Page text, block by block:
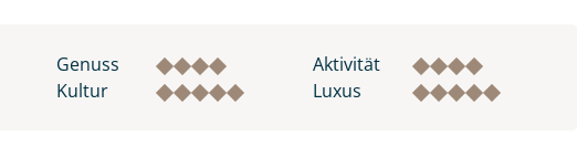
Genuss
Aktivität
Kultur Luxus